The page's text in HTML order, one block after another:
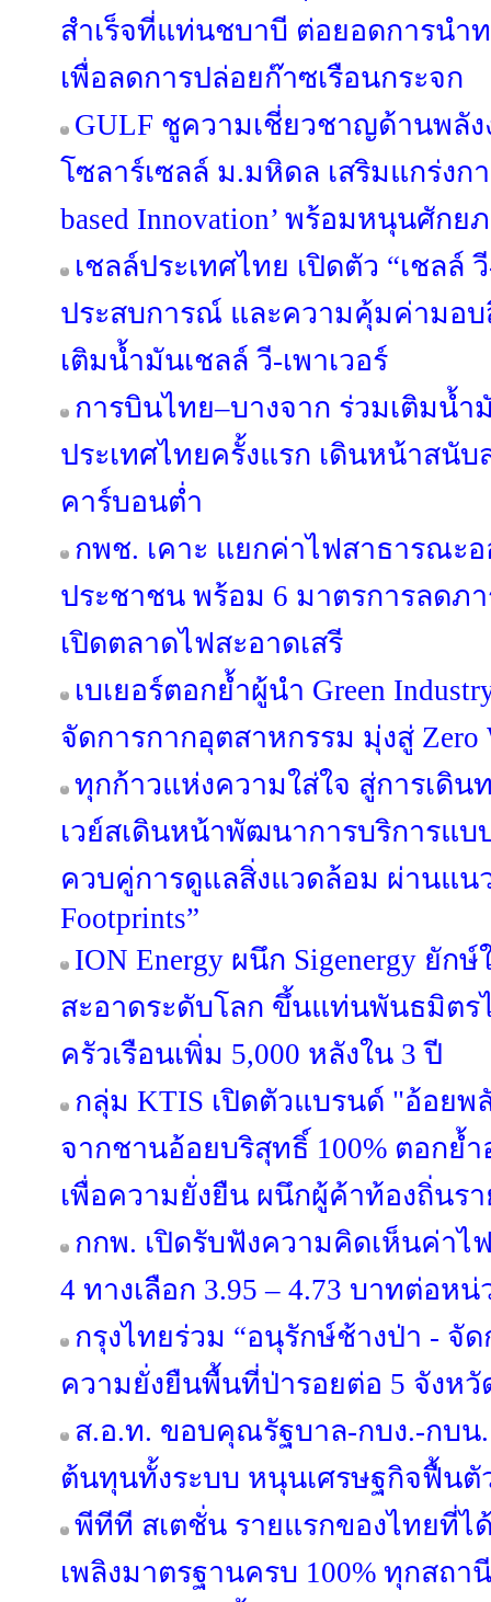
สำเร็จที่แท่นชบาบี ต่อยอดการนำ
เพื่อลดการปล่อยก๊าซเรือนกระจก
GULF ชูความเชี่ยวชาญด้านพลั
โซลาร์เซลล์ ม.มหิดล เสริมแกร่งก
based Innovation’ พร้อมหนุนศักย
เชลล์ประเทศไทย เปิดตัว “เชลล์
ประสบการณ์ และความคุ้มค่ามอ
เติมน้ำมันเชลล์ วี-เพาเวอร์
การบินไทย–บางจาก ร่วมเติมน้ำ
ประเทศไทยครั้งแรก เดินหน้าสนั
คาร์บอนต่ำ
กพช. เคาะ แยกค่าไฟสาธารณะ
ประชาชน พร้อม 6 มาตรการลดภ
เปิดตลาดไฟสะอาดเสรี
เบเยอร์ตอกย้ำผู้นำ Green
จัดการกากอุตสาหกรรม มุ่งสู่ Zero
ทุกก้าวแห่งความใส่ใจ สู่การเดิน
เวย์สเดินหน้าพัฒนาการบริการแบบ
ควบคู่การดูแลสิ่งแวดล้อม ผ่านแน
Footprints”
ION Energy ผนึก Sigenergy ยัก
สะอาดระดับโลก ขึ้นแท่นพันธมิตร
ครัวเรือนเพิ่ม 5,000 หลังใน 3 ปี
กลุ่ม KTIS เปิดตัวแบรนด์ "อ้อย
จากชานอ้อยบริสุทธิ์ 100% ตอกย้
เพื่อความยั่งยืน ผนึกผู้ค้าท้องถิ่นร
กกพ. เปิดรับฟังความคิดเห็นค่าไ
4 ทางเลือก 3.95 – 4.73 บาทต่อหน่
กรุงไทยร่วม “อนุรักษ์ช้างป่า - จั
ความยั่งยืนพื้นที่ป่ารอยต่อ 5 จังห
ส.อ.ท. ขอบคุณรัฐบาล-กบง.-กบ
ต้นทุนทั้งระบบ หนุนเศรษฐกิจฟื้นตั
พีทีที สเตชั่น รายแรกของไทยที่
เพลิงมาตรฐานครบ 100% ทุกสถา